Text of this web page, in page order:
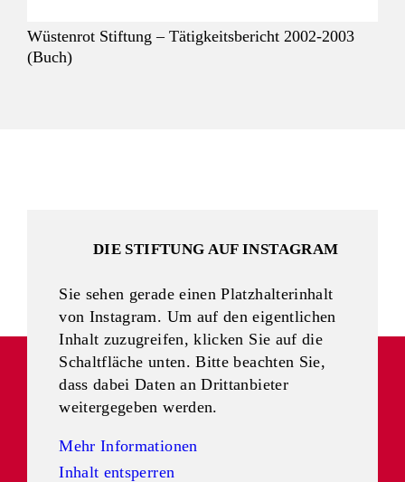
Wüstenrot Stiftung – Tätigkeitsbericht 2002-2003
(Buch)
DIE STIFTUNG AUF INSTAGRAM
Sie sehen gerade einen Platzhalterinhalt
von Instagram. Um auf den eigentlichen
Inhalt zuzugreifen, klicken Sie auf die
Schaltfläche unten. Bitte beachten Sie,
dass dabei Daten an Drittanbieter
weitergegeben werden.
Mehr Informationen
Inhalt entsperren